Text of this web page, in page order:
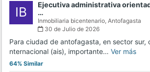
IB
Ejecutiva administrativa
…
Inmobiliaria bicentenario, Antofagasta
30 de Julio de 2026
Para ciudad de antofagasta, en sector sur,
nternacional (ais), importante… Ver más
64% Similar